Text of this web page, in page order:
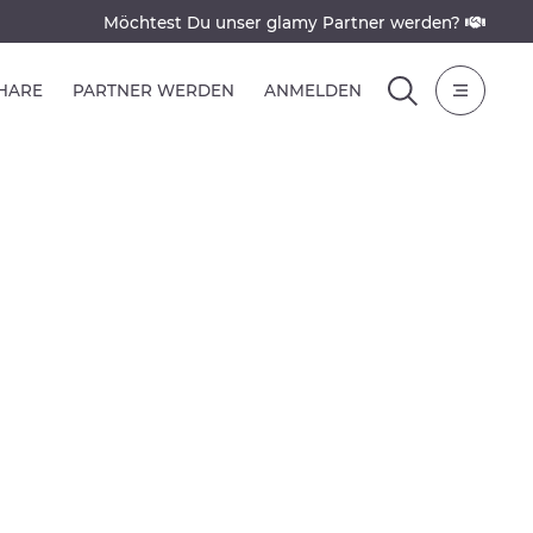
Möchtest Du unser glamy Partner werden?
PARTNER WERDEN ANMELDEN